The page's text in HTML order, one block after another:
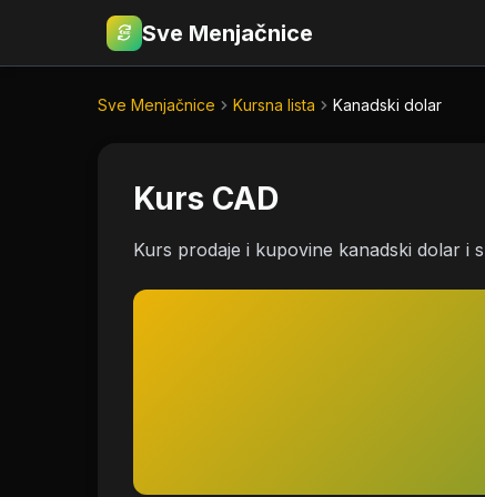
€RSD Sve Menjačnice
Sve Menjačnice Kursna lista Kanadski dolar
Kurs CAD
Kurs prodaje i kupovine kanadski dolar i